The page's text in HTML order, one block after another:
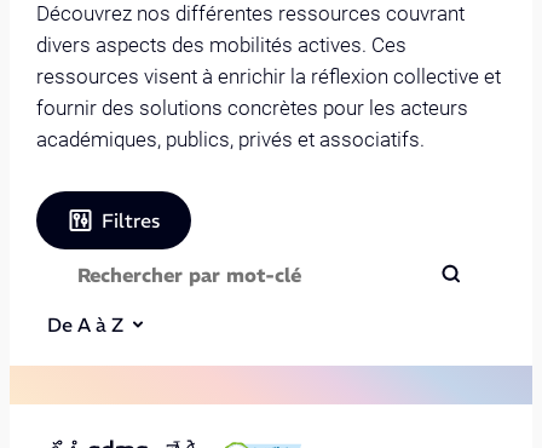
Découvrez nos différentes ressources couvrant
divers aspects des mobilités actives. Ces
ressources visent à enrichir la réflexion collective et
fournir des solutions concrètes pour les acteurs
académiques, publics, privés et associatifs.
Filtres
De A à Z